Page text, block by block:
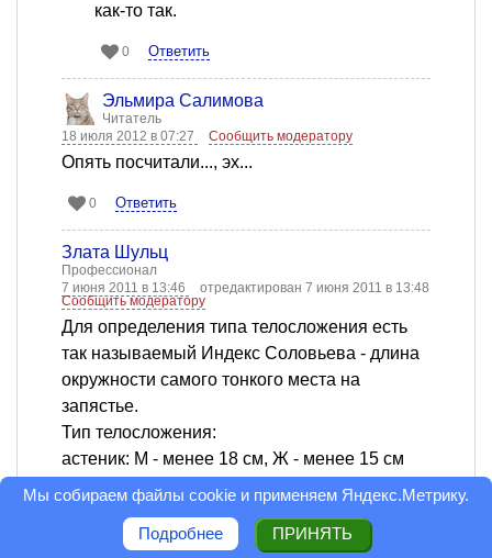
как-то так.
0 Ответить
Эльмира Салимова
Читатель
18 июля 2012 в 07:27
Сообщить модератору
Опять посчитали..., эх...
0 Ответить
Злата Шульц
Профессионал
7 июня 2011 в 13:46
отредактирован 7 июня 2011 в 13:48
Сообщить модератору
Для определения типа телосложения есть
так называемый Индекс Соловьева - длина
окружности самого тонкого места на
запястье.
Тип телосложения:
астеник: М - менее 18 см, Ж - менее 15 см
атлет: М - 18-20 см, Ж - 15-17 см
Ответить
Мы собираем файлы cookie и применяем Яндекс.Метрику.
Подробнее ПРИНЯТЬ